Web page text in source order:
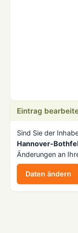
Eintrag
Sind Sie der
Hannover-
Änderungen an
Daten ändern